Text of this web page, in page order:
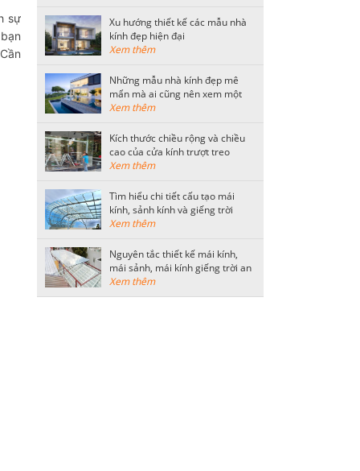
sự
Xu hướng thiết kế các mẫu nhà
kính đẹp hiện đại
Xem thêm
Những mẫu nhà kính đẹp mê
mẩn mà ai cũng nên xem một
lần
Xem thêm
Kích thước chiều rộng và chiều
cao của cửa kính trượt treo
thông dụng
Xem thêm
Tìm hiểu chi tiết cấu tạo mái
kính, sảnh kính và giếng trời
bằng kính cường lực
Xem thêm
Nguyên tắc thiết kế mái kính,
mái sảnh, mái kính giếng trời an
toàn
Xem thêm